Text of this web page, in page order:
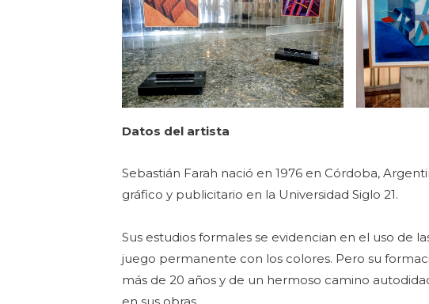
Datos del artista
Sebastián Farah nació en 1976 en Córdoba,
gráfico y publicitario en la Universidad Siglo 21.
Sus estudios formales se evidencian en el uso de
juego permanente con los colores. Pero su
más de 20 años y de un hermoso camino
en sus obras.